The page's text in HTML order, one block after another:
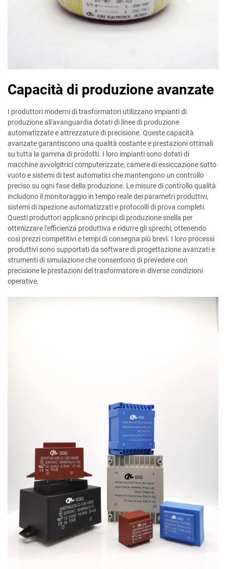
Capacità di produzione avanzate
I produttori moderni di trasformatori utilizzano impianti di
produzione all'avanguardia dotati di linee di produzione
automatizzate e attrezzature di precisione. Queste capacità
avanzate garantiscono una qualità costante e prestazioni ottimali
su tutta la gamma di prodotti. I loro impianti sono dotati di
macchine avvolgitrici computerizzate, camere di essiccazione sotto
vuoto e sistemi di test automatici che mantengono un controllo
preciso su ogni fase della produzione. Le misure di controllo qualità
includono il monitoraggio in tempo reale dei parametri produttivi,
sistemi di ispezione automatizzati e protocolli di prova completi.
Questi produttori applicano principi di produzione snella per
ottimizzare l'efficienza produttiva e ridurre gli sprechi, ottenendo
così prezzi competitivi e tempi di consegna più brevi. I loro processi
produttivi sono supportati da software di progettazione avanzati e
strumenti di simulazione che consentono di prevedere con
precisione le prestazioni del trasformatore in diverse condizioni
operative.